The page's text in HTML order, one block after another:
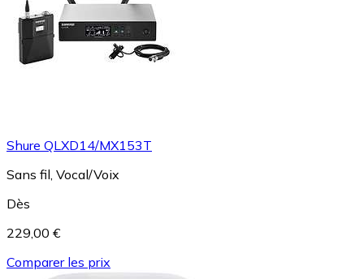
Shure QLXD14/MX153T
Sans fil, Vocal/Voix
Dès
229,00 €
Comparer les prix